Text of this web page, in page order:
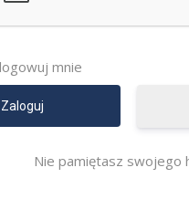
mnie
Nie pamiętasz swojego